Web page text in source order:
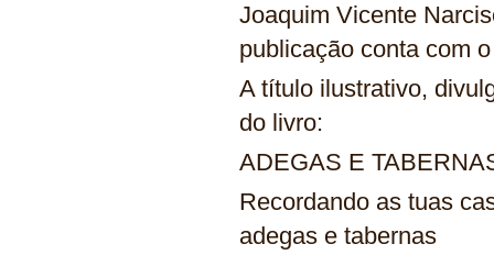
Joaquim Vicente
publicação conta com
A título ilustrativo,
do livro:
ADEGAS E
Recordando as tuas
adegas e tabernas